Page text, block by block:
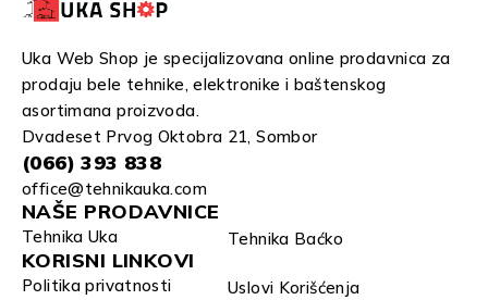
Uka Web Shop je specijalizovana online prodavnica za
prodaju bele tehnike, elektronike i baštenskog
asortimana proizvoda.
Dvadeset Prvog Oktobra 21, Sombor
(066) 393 838
office@tehnikauka.com
NAŠE PRODAVNICE
Tehnika Uka Tehnika Baćko
KORISNI LINKOVI
Politika privatnosti
Uslovi Korišćenja